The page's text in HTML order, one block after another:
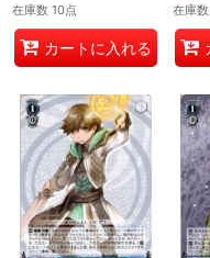
在庫数 10点
カートに入れる
在庫